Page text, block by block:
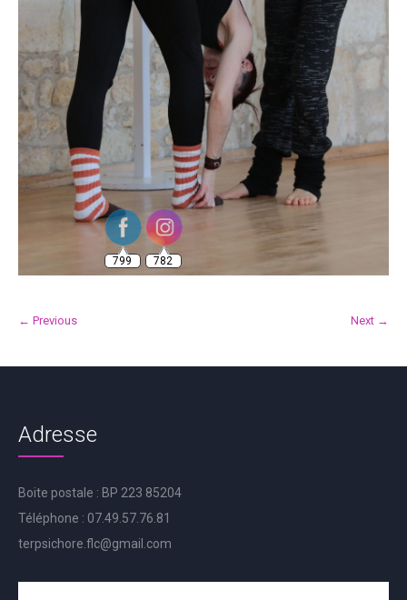
← Previous Next →
Adresse
Boite postale : BP 223 85204
Téléphone : 07.49.57.76.81
terpsichore.flc@gmail.com
799 782